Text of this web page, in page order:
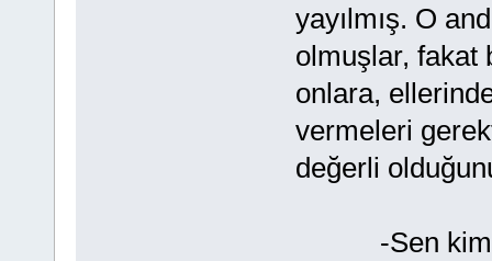
yayılmış. O
olmuşlar, fakat
onlara,
vermeleri
değerli
-Sen kimsin